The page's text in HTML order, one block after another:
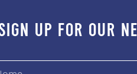
up for our